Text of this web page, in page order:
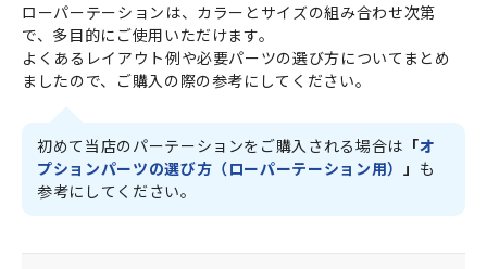
ローパーテーションは、カラーとサイズの組み合わせ次第
で、多目的にご使用いただけます。
よくあるレイアウト例や必要パーツの選び方についてまとめ
ましたので、ご購入の際の参考にしてください。
初めて当店のパーテーションをご購入される場合は 「オ
プションパーツの選び方（ローパーテーション用） 」 も
参考にしてください。